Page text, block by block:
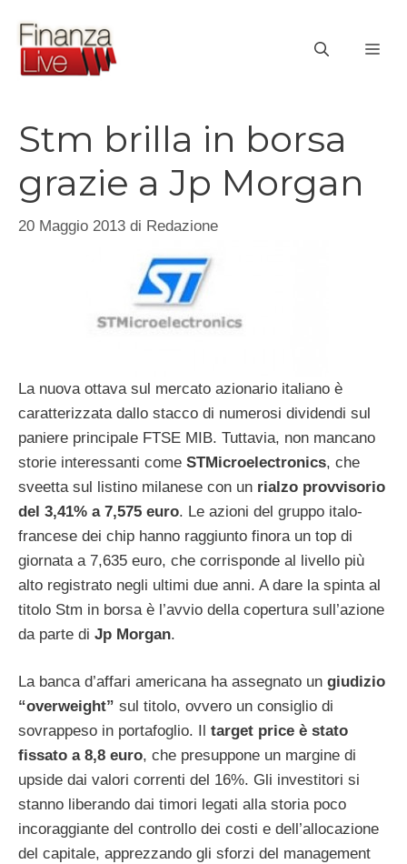
contenuto
Stm brilla in borsa
grazie a Jp Morgan
20 Maggio 2013 di Redazione
La nuova ottava sul mercato azionario italiano è
caratterizzata dallo stacco di numerosi dividendi sul
paniere principale FTSE MIB. Tuttavia, non mancano
storie interessanti come STMicroelectronics, che
sveetta sul listino milanese con un rialzo provvisorio
del 3,41% a 7,575 euro. Le azioni del gruppo italo-
francese dei chip hanno raggiunto finora un top di
giornata a 7,635 euro, che corrisponde al livello più
alto registrato negli ultimi due anni. A dare la spinta al
titolo Stm in borsa è l’avvio della copertura sull’azione
da parte di Jp Morgan.
La banca d’affari americana ha assegnato un giudizio
“overweight” sul titolo, ovvero un consiglio di
sovrappeso in portafoglio. Il target price è stato
fissato a 8,8 euro, che presuppone un margine di
upside dai valori correnti del 16%. Gli investitori si
stanno liberando dai timori legati alla storia poco
incoraggiante del controllo dei costi e dell’allocazione
del capitale, apprezzando gli sforzi del management